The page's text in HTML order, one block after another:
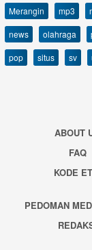
Merangin
mp3
news
olahraga
pop
situs sv
ABOUT
FAQ
KODE
PEDOMAN